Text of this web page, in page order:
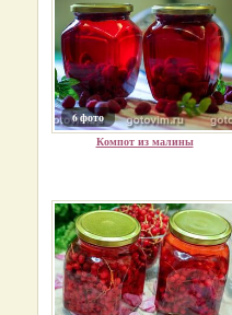
6 фото
Компот из малины